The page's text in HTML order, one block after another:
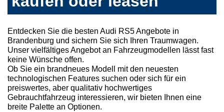
Entdecken Sie die besten Audi RS5 Angebote in
Brandenburg und sichern Sie sich Ihren Traumwagen.
Unser vielfältiges Angebot an Fahrzeugmodellen lässt fast
keine Wünsche offen.
Ob Sie ein brandneues Modell mit den neuesten
technologischen Features suchen oder sich für ein
preiswertes, aber qualitativ hochwertiges
Gebrauchtfahrzeug interessieren, wir bieten Ihnen eine
breite Palette an Optionen.